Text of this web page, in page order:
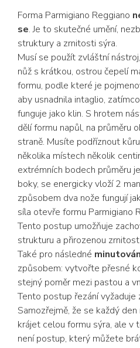
Forma Parmigiano Reggiano
se. Je to skutečné umění,
struktury a zrnitosti sýra.
Musí se použít zvláštní
nůž s krátkou, ostrou čepelí
formu, podle které je
aby usnadnila intaglio,
funguje jako klin. S hrotem
dělí formu napůl, na průměru
straně. Musíte podříznout
několika místech několik
extrémních bodech průměru
boky, se energicky vloží 2
způsobem dva nože fungují
síla otevře formu Parmigiano
Tento postup umožňuje
strukturu a přirozenou
Také pro následné
způsobem: vytvořte přesné
stejný poměr mezi pastou a
Tento postup řezání vyžaduje
Samozřejmě, že se každý
krájet celou formu sýra, ale v
není postup, který můžete